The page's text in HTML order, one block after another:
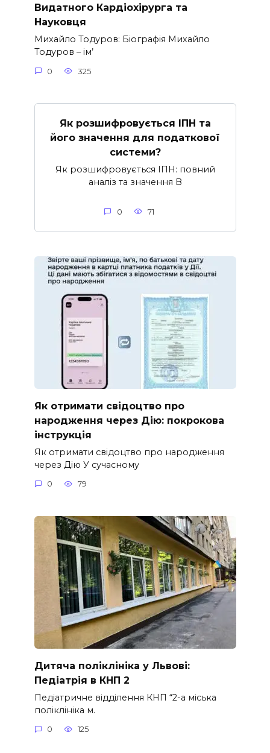
Видатного Кардіохірурга та
Науковця
Михайло Тодуров: Біографія Михайло
Тодуров – ім’
0 325
Як розшифровується ІПН та
його значення для податкової
системи?
Як розшифровується ІПН: повний
аналіз та значення В
0 71
Як отримати свідоцтво про
народження через Дію: покрокова
інструкція
Як отримати свідоцтво про народження
через Дію У сучасному
0 79
Дитяча поліклініка у Львові:
Педіатрія в КНП 2
Педіатричне відділення КНП “2-а міська
поліклініка м.
0 125